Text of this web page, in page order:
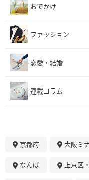
おでかけ
ファッション
恋愛・結婚
連載コラム
京都府 大阪ミ
なんば 上京区